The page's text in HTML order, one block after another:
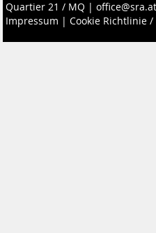
Quartier 21 / MQ | office@sra.at
Impressum | Cookie Richtlinie /